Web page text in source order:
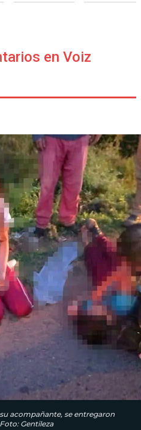
en Voiz
acompañante, se entregaron
Gentileza